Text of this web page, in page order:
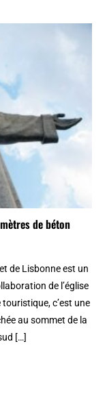
de béton
de Lisbonne est un
de l’église
touristique, c’est une
au sommet de la
[…]